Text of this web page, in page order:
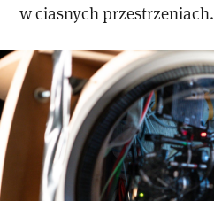
w ciasnych przestrzeniach.